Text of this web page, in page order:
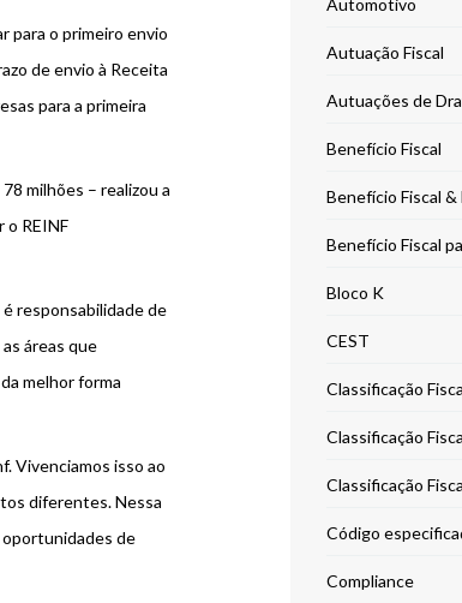
para o primeiro envio
de envio à Receita
para a primeira
milhões – realizou a
o REINF
responsabilidade de
áreas que
melhor forma
Vivenciamos isso ao
diferentes. Nessa
oportunidades de
Automotivo
Autuação Fiscal
Autuações de
Benefício Fiscal
Benefício Fiscal
Benefício Fiscal
Bloco K
CEST
Classificação
Classificação
Classificação
Código
Compliance